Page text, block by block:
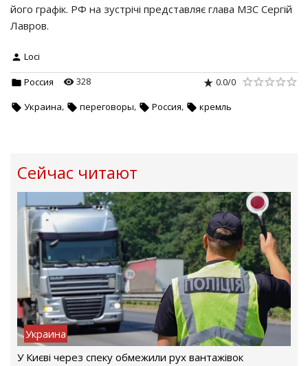
його графік. РФ на зустрічі представляє глава МЗС Сергій
Лавров.
Loci
Россия 328 0.0/0
Украина, переговоры, Россия, кремль
Сейчас читают
Украина
У Києві через спеку обмежили рух вантажівок